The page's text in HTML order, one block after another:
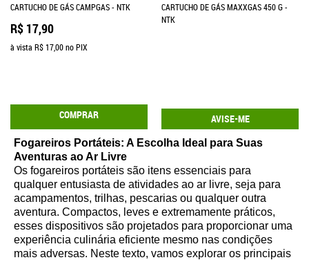
CARTUCHO DE GÁS CAMPGAS - NTK
R$ 17,90
à vista R$ 17,00no PIX
COMPRAR
CARTUCHO DE GÁS MAXXGAS 450 G -
NTK
AVISE-ME
Fogareiros Portáteis: A Escolha Ideal para Suas
Aventuras ao Ar Livre
Os fogareiros portáteis são itens essenciais para
qualquer entusiasta de atividades ao ar livre, seja para
acampamentos, trilhas, pescarias ou qualquer outra
aventura. Compactos, leves e extremamente práticos,
esses dispositivos são projetados para proporcionar uma
experiência culinária eficiente mesmo nas condições
mais adversas. Neste texto, vamos explorar os principais